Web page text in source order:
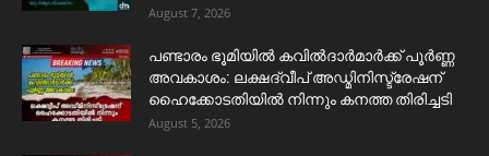
August 7, 2026
പണ്ടാരം ഭൂമിയിൽ കവിൽദാർമാർക്ക് പൂർണ്ണ
അവകാശം: ലക്ഷദ്വീപ് അഡ്മിനിസ്ട്രേഷന്
ഹൈക്കോടതിയിൽ നിന്നും കനത്ത തിരിച്ചടി
August 5, 2026